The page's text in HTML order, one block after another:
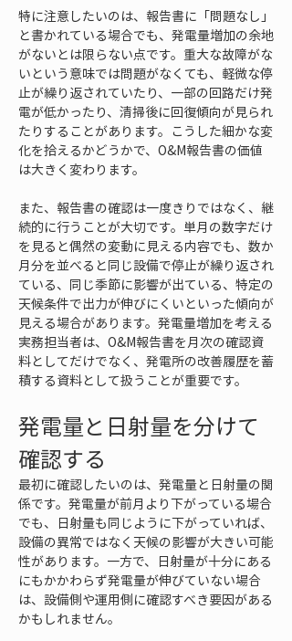
特に注意したいのは、報告書に「問題なし」
と書かれている場合でも、発電量増加の余地
がないとは限らない点です。重大な故障がな
いという意味では問題がなくても、軽微な停
止が繰り返されていたり、一部の回路だけ発
電が低かったり、清掃後に回復傾向が見られ
たりすることがあります。こうした細かな変
化を拾えるかどうかで、O&M報告書の価値
は大きく変わります。
また、報告書の確認は一度きりではなく、継
続的に行うことが大切です。単月の数字だけ
を見ると偶然の変動に見える内容でも、数か
月分を並べると同じ設備で停止が繰り返され
ている、同じ季節に影響が出ている、特定の
天候条件で出力が伸びにくいといった傾向が
見える場合があります。発電量増加を考える
実務担当者は、O&M報告書を月次の確認資
料としてだけでなく、発電所の改善履歴を蓄
積する資料として扱うことが重要です。
発電量と日射量を分けて
確認する
最初に確認したいのは、発電量と日射量の関
係です。発電量が前月より下がっている場合
でも、日射量も同じように下がっていれば、
設備の異常ではなく天候の影響が大きい可能
性があります。一方で、日射量が十分にある
にもかかわらず発電量が伸びていない場合
は、設備側や運用側に確認すべき要因がある
かもしれません。